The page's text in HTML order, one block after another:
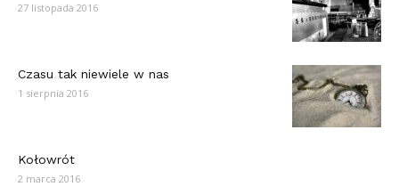
27 listopada 2016
Czasu tak niewiele w nas
1 sierpnia 2016
Kołowrót
2 marca 2016